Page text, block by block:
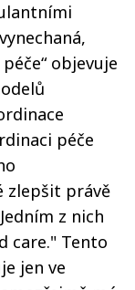
objevuje
péče
zlepšit právě
z nich
care." Tento
jen ve